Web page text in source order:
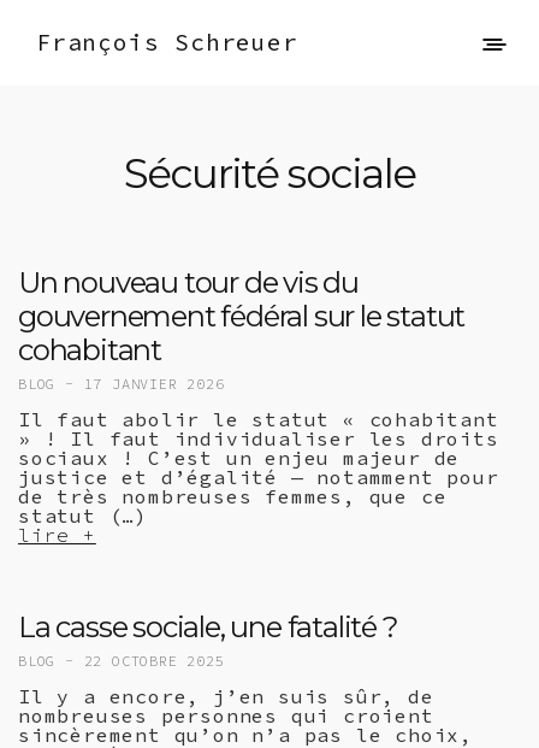
François Schreuer
Sécurité sociale
Un nouveau tour de vis du
gouvernement fédéral sur le statut
cohabitant
BLOG - 17 JANVIER 2026
Il faut abolir le statut « cohabitant
» ! Il faut individualiser les droits
sociaux ! C’est un enjeu majeur de
justice et d’égalité — notamment pour
de très nombreuses femmes, que ce
statut (…)
lire +
La casse sociale, une fatalité ?
BLOG - 22 OCTOBRE 2025
Il y a encore, j’en suis sûr, de
nombreuses personnes qui croient
sincèrement qu’on n’a pas le choix,